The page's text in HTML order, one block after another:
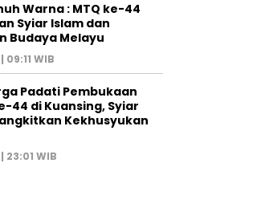
Warna : MTQ ke-44
Syiar Islam dan
Budaya Melayu
WIB
Padati Pembukaan
44 di Kuansing, Syiar
Kekhusyukan
23:01 WIB